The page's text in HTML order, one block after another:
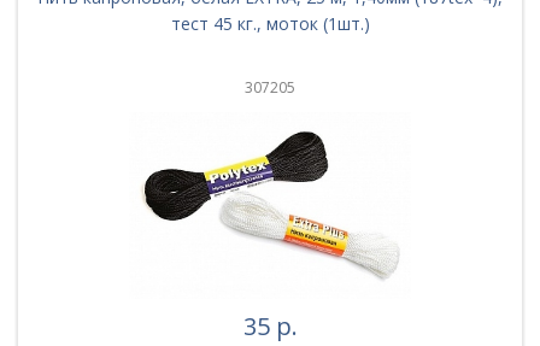
тест 45 кг., моток (1шт.)
307205
35 р.